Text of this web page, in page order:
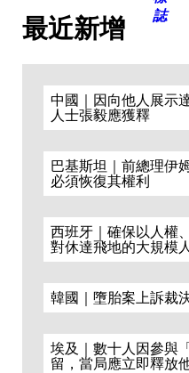
最近新增
中國｜因向他人展示
人士張毅應獲釋
巴基斯坦｜前總理伊
必須恢復其權利
西班牙｜確保以人權
對休達飛地的大規模
韓國｜墮胎案上訴裁
埃及｜數十人因參與
留，當局應立即釋放